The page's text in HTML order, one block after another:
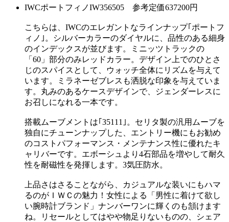
IWCポートフィノIW356505 参考定価637200円
こちらは、IWCのエレガントなラインナップ｢ポートフ
ィノ｣。シルバーカラーのダイヤルに、品性のある細身
のインデックスが並びます。ミニッツトラックの
「60」部分のみレッドカラー。デザイン上でのひとさ
じのスパイスとして、ウォッチ全体にリズムを与えて
います。ミラネーゼブレスも洒脱な印象を与えていま
す。丸みのあるケースデザインで、ジェンダーレスに
お召しになれる一本です。
搭載ムーブメントは｢35111｣。セリタ製の汎用ムーブを
独自にチューンナップした、エントリー機にもお勧め
のコストパフォーマンス・メンテナンス性に優れたキ
ャリバーです。エボーシュより4石部品を増やして耐久
性を耐磁性を発揮します。3気圧防水。
上品さはさることながら、カジュアルな装いにもハマ
るのがＩＷＣの魅力！女性による「男性に着けて欲し
い腕時計ブランド」ナンバーワンに輝くのも頷けます
ね。リセールとしてはやや物足りないものの、シェア